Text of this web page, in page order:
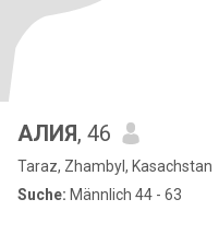
АЛИЯ, 46
Taraz, Zhambyl, Kasachstan
Suche: Männlich 44 - 63